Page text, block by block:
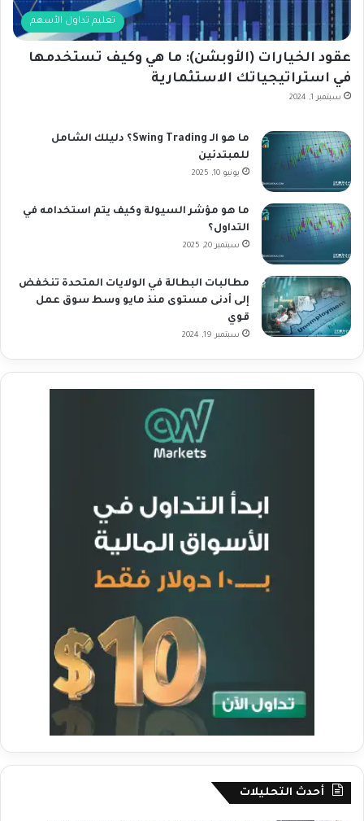
س
و
ق
تعليم تداول الأسهم
عقود الخيارات (الأوبشن): ما هي وكيف تستخدمها
في استراتيجياتك الاستثمارية
سبتمبر 1, 2024
ما هو الـ Swing Trading؟ دليلك الشامل
للمبتدئين
يونيو 10, 2025
ما هو مؤشر السيولة وكيف يتم استخدامه في
التداول؟
سبتمبر 20, 2025
مطالبات البطالة في الولايات المتحدة تنخفض
إلى أدنى مستوى منذ مايو وسط سوق عمل
قوي
سبتمبر 19, 2024
أحدث التحليلات